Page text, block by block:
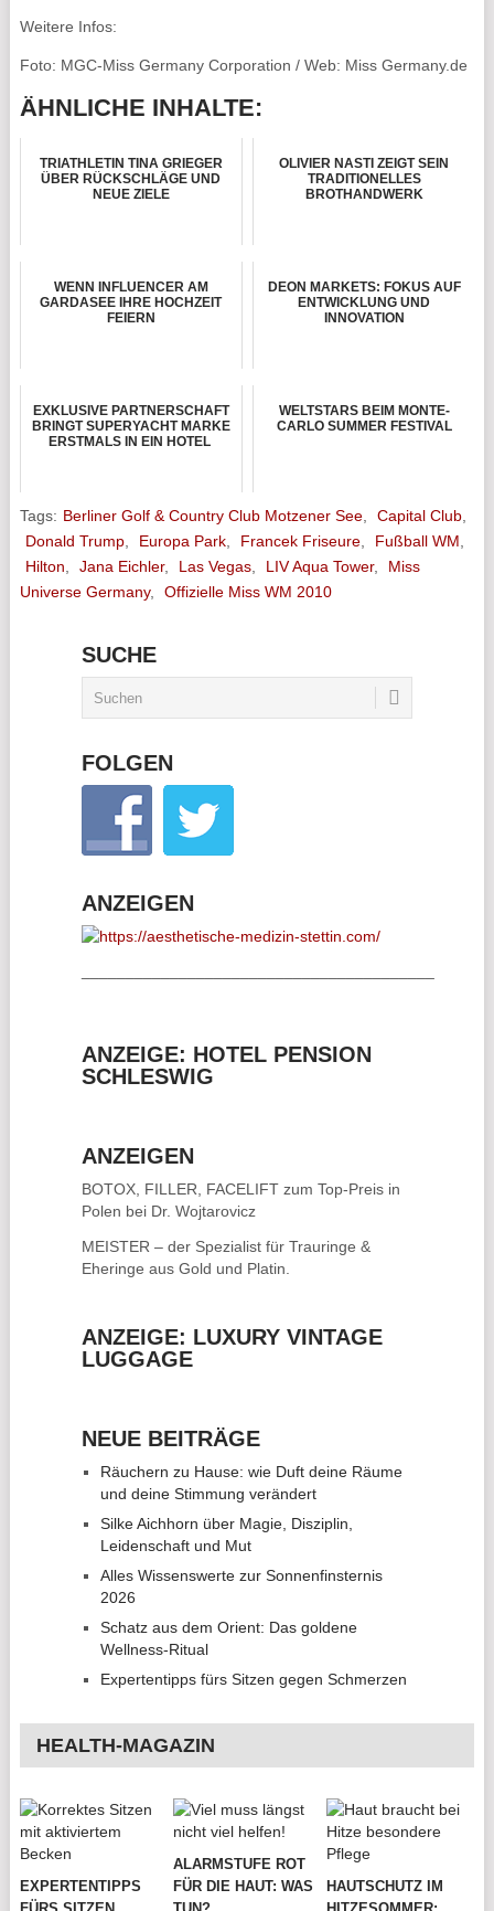
Weitere Infos:
Foto: MGC-Miss Germany Corporation / Web: Miss Germany.de
ÄHNLICHE INHALTE:
TRIATHLETIN TINA GRIEGER
ÜBER RÜCKSCHLÄGE UND
NEUE ZIELE
OLIVIER NASTI ZEIGT SEIN
TRADITIONELLES
BROTHANDWERK
WENN INFLUENCER AM
GARDASEE IHRE HOCHZEIT
FEIERN
DEON MARKETS: FOKUS AUF
ENTWICKLUNG UND
INNOVATION
EXKLUSIVE PARTNERSCHAFT
BRINGT SUPERYACHT MARKE
ERSTMALS IN EIN HOTEL
WELTSTARS BEIM MONTE-
CARLO SUMMER FESTIVAL
Tags: Berliner Golf & Country Club Motzener See, Capital Club,
Donald Trump, Europa Park, Francek Friseure, Fußball WM
Hilton
Jana Eichler, Las Vegas, LIV Aqua Tower,
Miss
Universe Germany, Offizielle Miss WM 2010
SUCHE
FOLGEN
ANZEIGEN
ANZEIGE: HOTEL PENSION
SCHLESWIG
ANZEIGEN
BOTOX, FILLER, FACELIFTzum Top-Preis in
Polen bei Dr. Wojtarovicz
MEISTER – der Spezialist für Trauringe &
Eheringe aus Gold und Platin.
ANZEIGE: LUXURY VINTAGE
LUGGAGE
NEUE BEITRÄGE
Räuchern zu Hause: wie Duft deine Räume
und deine Stimmung verändert
Silke Aichhorn über Magie, Disziplin,
Leidenschaft und Mut
Alles Wissenswerte zur Sonnenfinsternis
2026
Schatz aus dem Orient: Das goldene
Wellness-Ritual
Expertentipps fürs Sitzen gegen Schmerzen
HEALTH-MAGAZIN
EXPERTENTIPPS
ALARMSTUFE ROT
FÜR DIE HAUT: WAS
HAUTSCHUTZ IM